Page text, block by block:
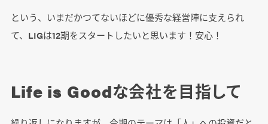
という、いまだかつてないほどに優秀な経営陣に支えられ
て、LIGは12期をスタートしたいと思います！安心！
Life is Goodな会社を目指して